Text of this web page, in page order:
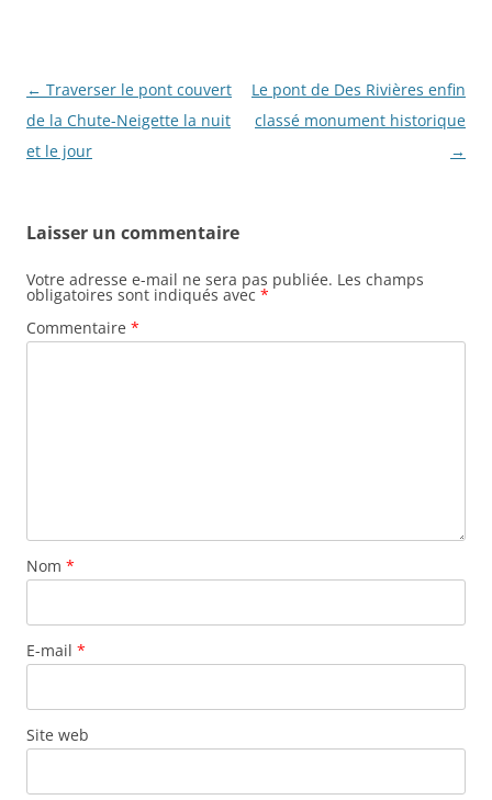
N
a
v
a
t
i
o
i
l
s
← Traverser le pont couvert
de la Chute-Neigette la nuit
et le jour
Le pont de Des Rivières enfin
classé monument historique
→
Laisser un commentaire
Votre adresse e-mail ne sera pas publiée. Les champs
obligatoires sont indiqués avec *
Commentaire *
Nom *
E-mail *
Site web